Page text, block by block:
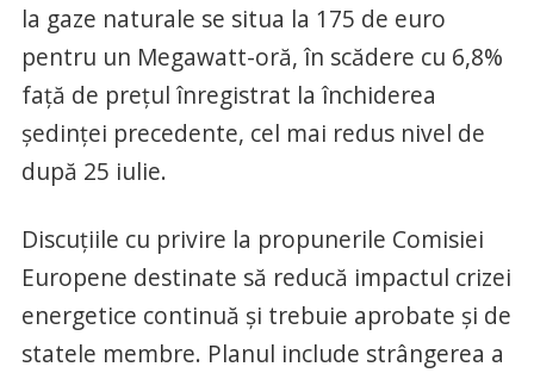
la gaze naturale se situa la 175 de euro
pentru un Megawatt-oră, în scădere cu 6,8%
faţă de preţul înregistrat la închiderea
şedinţei precedente, cel mai redus nivel de
după 25 iulie.
Discuţiile cu privire la propunerile Comisiei
Europene destinate să reducă impactul crizei
energetice continuă şi trebuie aprobate şi de
statele membre. Planul include strângerea a